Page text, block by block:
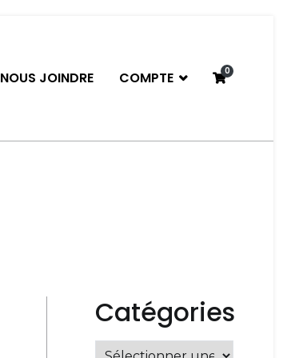
NOUS JOINDRE COMPTE 0
Catégories
Catégories